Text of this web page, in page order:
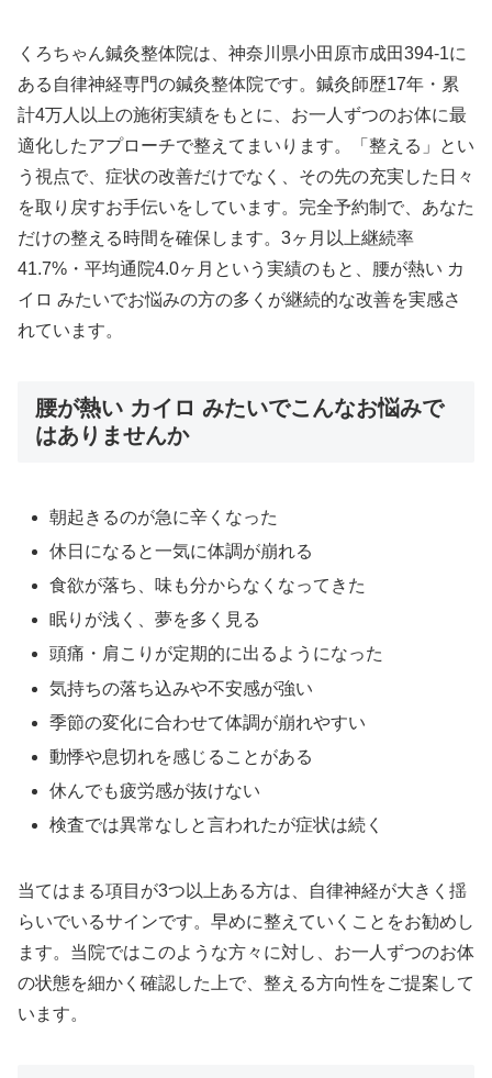
くろちゃん鍼灸整体院は、神奈川県小田原市成田394-1に
ある自律神経専門の鍼灸整体院です。鍼灸師歴17年・累
計4万人以上の施術実績をもとに、お一人ずつのお体に最
適化したアプローチで整えてまいります。「整える」とい
う視点で、症状の改善だけでなく、その先の充実した日々
を取り戻すお手伝いをしています。完全予約制で、あなた
だけの整える時間を確保します。3ヶ月以上継続率
41.7%・平均通院4.0ヶ月という実績のもと、腰が熱い カ
イロ みたいでお悩みの方の多くが継続的な改善を実感さ
れています。
腰が熱い カイロ みたいでこんなお悩みで
はありませんか
朝起きるのが急に辛くなった
休日になると一気に体調が崩れる
食欲が落ち、味も分からなくなってきた
眠りが浅く、夢を多く見る
頭痛・肩こりが定期的に出るようになった
気持ちの落ち込みや不安感が強い
季節の変化に合わせて体調が崩れやすい
動悸や息切れを感じることがある
休んでも疲労感が抜けない
検査では異常なしと言われたが症状は続く
当てはまる項目が3つ以上ある方は、自律神経が大きく揺
らいでいるサインです。早めに整えていくことをお勧めし
ます。当院ではこのような方々に対し、お一人ずつのお体
の状態を細かく確認した上で、整える方向性をご提案して
います。